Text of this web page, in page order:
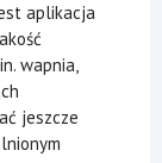
aplikacja
wapnia,
jeszcze